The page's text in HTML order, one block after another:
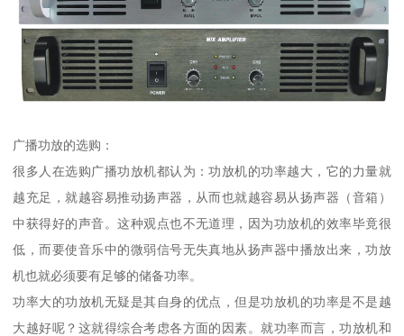
广播功放的选购：
很多人在选购广播功放机都认为：功放机的功率越大，它的力量就
越充足，就越容易推动扬声器，从而也就越容易从扬声器（音箱）
中获得好的声音。这种观点也不无道理，因为功放机的效率毕竟很
低，而要使音乐中的微弱信号无失真地从扬声器中播放出来，功放
机也就必须要有足够的储备功率。
功率大的功放机无疑是其自身的优点，但是功放机的功率是不是越
大越好呢？这就得综合考虑各方面的因素。就功率而言，功放机和